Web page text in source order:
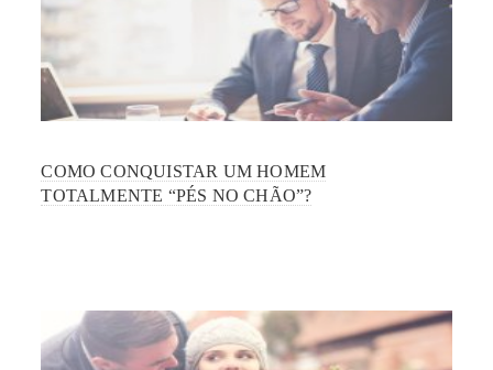
COMO CONQUISTAR UM HOMEM
TOTALMENTE “PÉS NO CHÃO”?